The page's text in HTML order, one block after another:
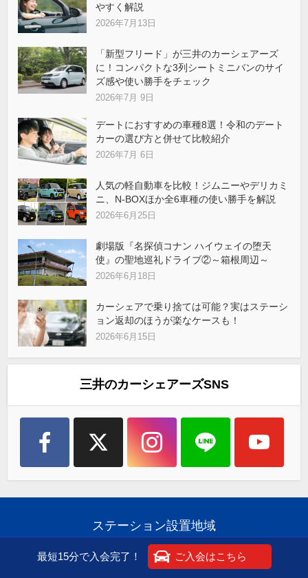
やすく解説
2026年7月13日
「新型フリード」が三井のカーシェアーズ
に！コンパクトな3列シートミニバンのサイ
ズ感や使い勝手をチェック
2026年7月 9日
デートにおすすめの車種8選！令和のデート
カーの選び方と併せて比較紹介
2026年7月 6日
人気の軽自動車を比較！ジムニーやデリカミ
ニ、N-BOXほか全6車種の使い勝手を解説
2026年6月25日
劇場版『名探偵コナン ハイウェイの堕天
使』の聖地巡礼ドライブ②～箱根周辺～
2026年6月18日
カーシェアで乗り捨ては可能？実はステーシ
ョン返却のほうが楽なケースも！
2026年6月15日
三井のカーシェアーズSNS
ステーション設置地域
北海道 宮城県 茨城県 栃木県 群馬県
最短15分で入会完了！ ご入会はこちら